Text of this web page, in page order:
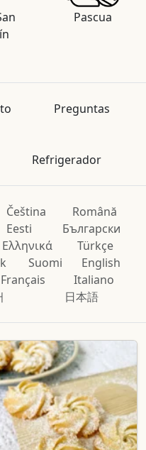
Pascua
Preguntas
Refrigerador
Čeština
Română
Eesti
Български
Ελληνικά
Türkçe
Suomi
English
Français
Italiano
日本語